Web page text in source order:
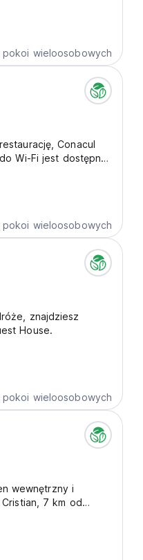
pokoi wieloosobowych
Conacul
Wi-Fi jest dostępny
pokoi wieloosobowych
znajdziesz
House.
pokoi wieloosobowych
wewnętrzny i
7 km od